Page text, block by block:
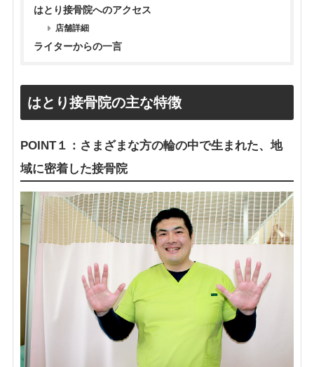
はとり接骨院へのアクセス
店舗詳細
ライターからの一言
はとり接骨院の主な特徴
POINT１：さまざまな方の輪の中で生まれた、 地
域に密着した接骨院